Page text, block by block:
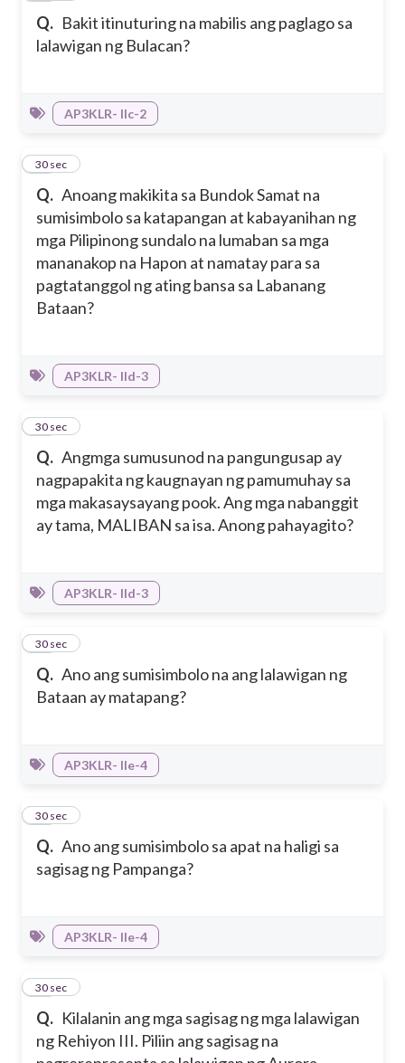
Q. Bakit itinuturing na mabilis ang paglago sa
lalawigan ng Bulacan?
AP3KLR- IIc-2
Q. Anoang makikita sa Bundok Samat na
sumisimbolo sa katapangan at kabayanihan ng
mga Pilipinong sundalo na lumaban sa mga
mananakop na Hapon at namatay para sa
pagtatanggol ng ating bansa sa Labanang
Bataan?
17
30 sec
AP3KLR- IId-3
Q. Angmga sumusunod na pangungusap ay
nagpapakita ng kaugnayan ng pamumuhay sa
mga makasaysayang pook. Ang mga nabanggit
ay tama, MALIBAN sa isa. Anong pahayagito?
18
30 sec
AP3KLR- IId-3
Q. Ano ang sumisimbolo na ang lalawigan ng
Bataan ay matapang?
19
30 sec
AP3KLR- IIe-4
Q. Ano ang sumisimbolo sa apat na haligi sa
sagisag ng Pampanga?
20
30 sec
AP3KLR- IIe-4
Q. Kilalanin ang mga sagisag ng mga lalawigan
ng Rehiyon III. Piliin ang sagisag na
21
30 sec